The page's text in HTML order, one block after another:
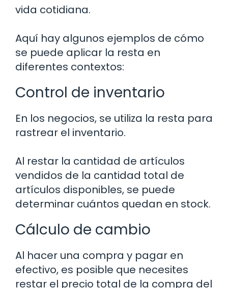
vida cotidiana.
Aquí hay algunos ejemplos de cómo
se puede aplicar la resta en
diferentes contextos:
Control de inventario
En los negocios, se utiliza la resta para
rastrear el inventario.
Al restar la cantidad de artículos
vendidos de la cantidad total de
artículos disponibles, se puede
determinar cuántos quedan en stock.
Cálculo de cambio
Al hacer una compra y pagar en
efectivo, es posible que necesites
restar el precio total de la compra del